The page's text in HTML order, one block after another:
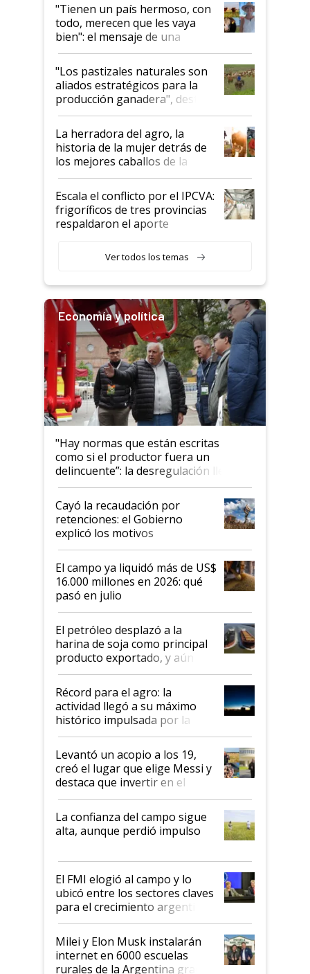
"Tienen un país hermoso, con
todo, merecen que les vaya
bien": el mensaje de una
ganadera uruguaya sobre las
oportunidades que se abren
para el agro en Argentina, con
foco en la carne
"Los pastizales naturales son
aliados estratégicos para la
producción ganadera", destaca
la iniciativa que ya reúne a 46
establecimientos en Argentina
La herradora del agro, la
historia de la mujer detrás de
los mejores caballos de la
Argentina y los mitos que
todavía hacen sufrir a estos
animales: "Mientras me
descalificaban, yo seguí
haciendo currículum"
Escala el conflicto por el IPCVA:
frigoríficos de tres provincias
respaldaron el aporte
Ver todos los temas
Economía y política
"Hay normas que están escritas
como si el productor fuera un
delincuente”: la desregulación llegó
al Congreso Aapresid y hasta se
habló del financiamiento al IPCVA
Cayó la recaudación por
retenciones: el Gobierno
explicó los motivos
El campo ya liquidó más de US$
16.000 millones en 2026: qué
pasó en julio
El petróleo desplazó a la
harina de soja como principal
producto exportado, y aún así
el agro aportó casi seis de cada
diez dólares y sostuvo el
liderazgo en un semestre
récord
Récord para el agro: la
actividad llegó a su máximo
histórico impulsada por la
cosecha y las exportaciones
Levantó un acopio a los 19,
creó el lugar que elige Messi y
destaca que invertir en el
kirchnerismo era como "darle
plata a un hijo para droga":
Juan Félix Rossetti, el libertario
que de una dura crisis salió
de Milei
La confianza del campo sigue
alta, aunque perdió impulso
El FMI elogió al campo y lo
ubicó entre los sectores claves
para el crecimiento argentino
Milei y Elon Musk instalarán
internet en 6000 escuelas
rurales de la Argentina gracias